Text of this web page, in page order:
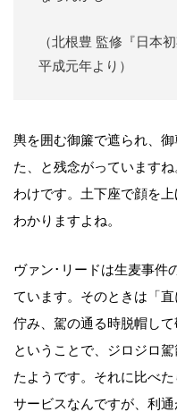
（北根豊 監修『日本
平成元年より）
輿を囲む御簾で遮られ、
た、と残念がっています
わけです。土下座で顔を
わかりますよね。
ヴァン･リードは生麦事件
ています。そのときは「
佇み、駕の通る時脱帽し
ということで、ジロジロ
たようです。それに比べ
サービスなんですが、利